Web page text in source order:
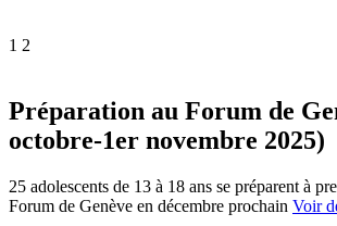
1 2
Préparation au Forum de
octobre-1er novembre 2025)
25 adolescents de 13 à 18 ans se préparent à
Forum de Genève en décembre prochain Voir